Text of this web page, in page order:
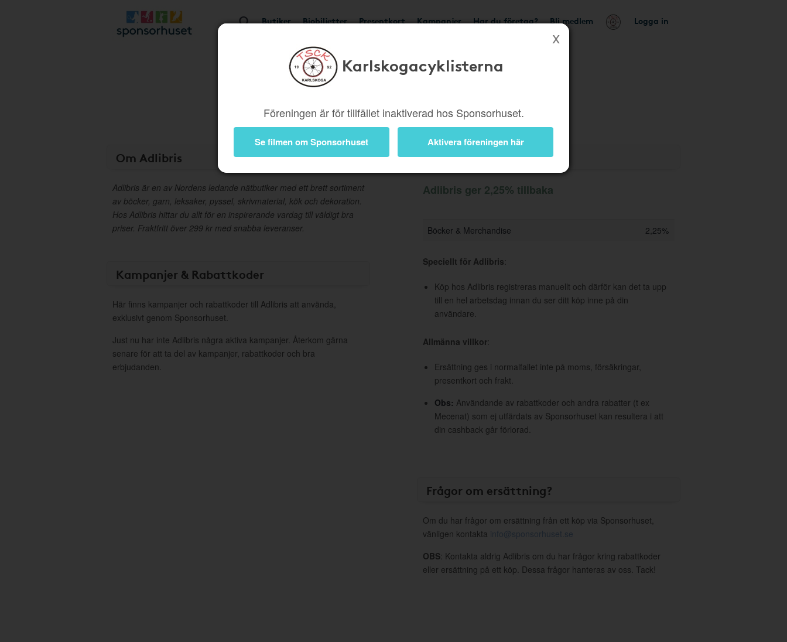
Butiker Biobiljetter Presentkort Kampanjer Har du företag? Bli medlem Logga in
Karlskogacyklisterna
Föreningen är för tillfället inaktiverad hos Sponsorhuset.
Se filmen om Sponsorhuset Aktivera föreningen här
Om Adlibris
Adlibris är en av Nordens ledande nätbutiker med ett brett sortiment
av böcker, garn, leksaker, pyssel, skrivmaterial, kök och dekoration.
Hos Adlibris hittar du allt för en inspirerande vardag till väldigt bra
priser. Fraktfritt över 299 kr med snabba leveranser.
Kampanjer & Rabattkoder
Här finns kampanjer och rabattkoder till Adlibris att använda,
exklusivt genom Sponsorhuset.
Just nu har inte Adlibris några aktiva kampanjer. Återkom gärna
senare för att ta del av kampanjer, rabattkoder och bra
erbjudanden.
Information
Adlibris ger 2,25% tillbaka
Böcker & Merchandise 2,25%
Speciellt för Adlibris:
Köp hos Adlibris registreras manuellt och därför kan det ta upp
till en hel arbetsdag innan du ser ditt köp inne på din
användare.
Allmänna villkor:
Ersättning ges i normalfallet inte på moms, försäkringar,
presentkort och frakt.
Obs: Användande av rabattkoder och andra rabatter (t ex
Mecenat) som ej utfärdats av Sponsorhuset kan resultera i att
din cashback går förlorad.
Frågor om ersättning?
Om du har frågor om ersättning från ett köp via Sponsorhuset,
vänligen kontakta info@sponsorhuset.se
OBS: Kontakta aldrig Adlibris om du har frågor kring rabattkoder
eller ersättning på ett köp. Dessa frågor hanteras av oss. Tack!